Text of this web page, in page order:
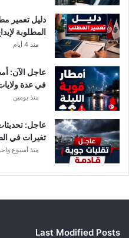
دليل تعمير
المطلوبة
منذ 4 أيام
عاجل الآن:
في عدة
منذ يومين
عاجل:
تغيرات في
منذ أسبوع
Last Modified Posts